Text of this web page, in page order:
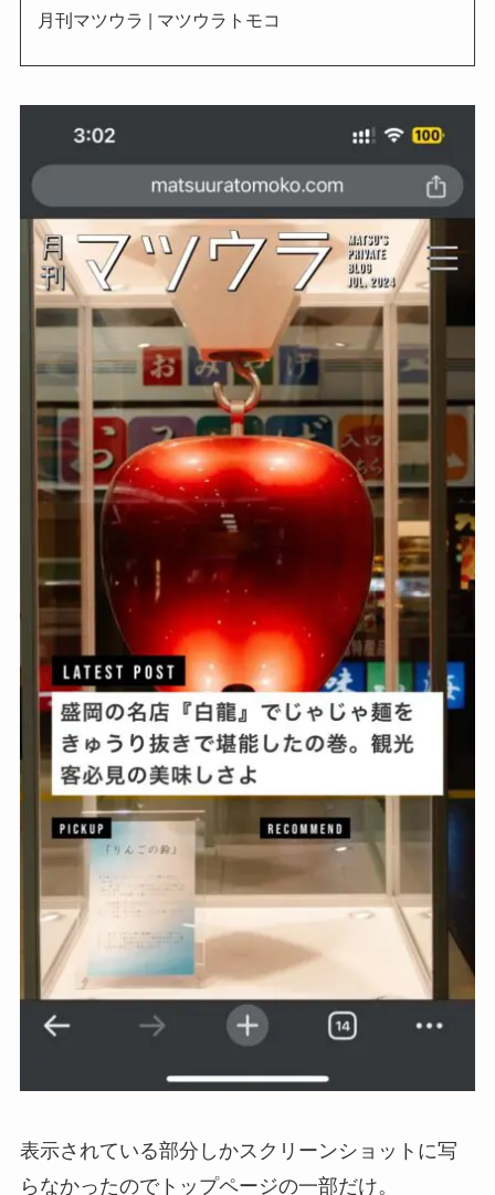
月刊マツウラ | マツウラトモコ
表示されている部分しかスクリーンショットに写
らなかったのでトップページの一部だけ。